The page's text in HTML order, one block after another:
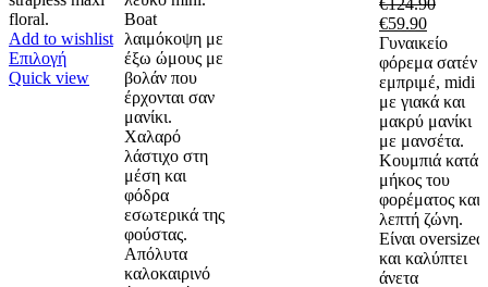
€164.00.είναι:
€79.90.
floral.
Add to wishlist
ΕπιλογήΑυτό
το
πολλαπλές
παραλλαγές.
επιλογές
μπορούν
επιλεγούν
Quick view
Boat
λαιμόκοψη με
έξω ώμους με
βολάν που
έρχονται σαν
μανίκι.
Χαλαρό
λάστιχο στη
μέση και
φόδρα
εσωτερικά της
φούστας.
Απόλυτα
καλοκαιρινό
Original
price
was:
€124.90.
€59.90Η
τιμή
είναι:
€59.90.
Γυναικείο
φόρεμα σατέν
εμπριμέ, midi
με γιακά και
μακρύ μανίκι
με μανσέτα.
Κουμπιά κατά
μήκος του
φορέματος και
λεπτή ζώνη.
Είναι oversized
και καλύπτει
άνετα